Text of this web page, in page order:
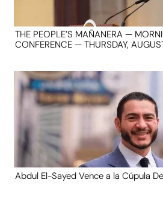
THE PEOPLE’S MAÑANERA —
CONFERENCE — THURSDAY,
Abdul El-Sayed Vence a la Cúpula